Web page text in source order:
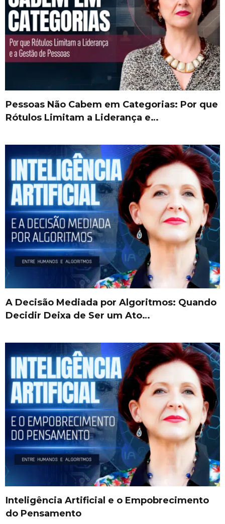
Pessoas Não Cabem em Categorias: Por que
Rótulos Limitam a Liderança e…
A Decisão Mediada por Algoritmos: Quando
Decidir Deixa de Ser um Ato…
Inteligência Artificial e o Empobrecimento
do Pensamento